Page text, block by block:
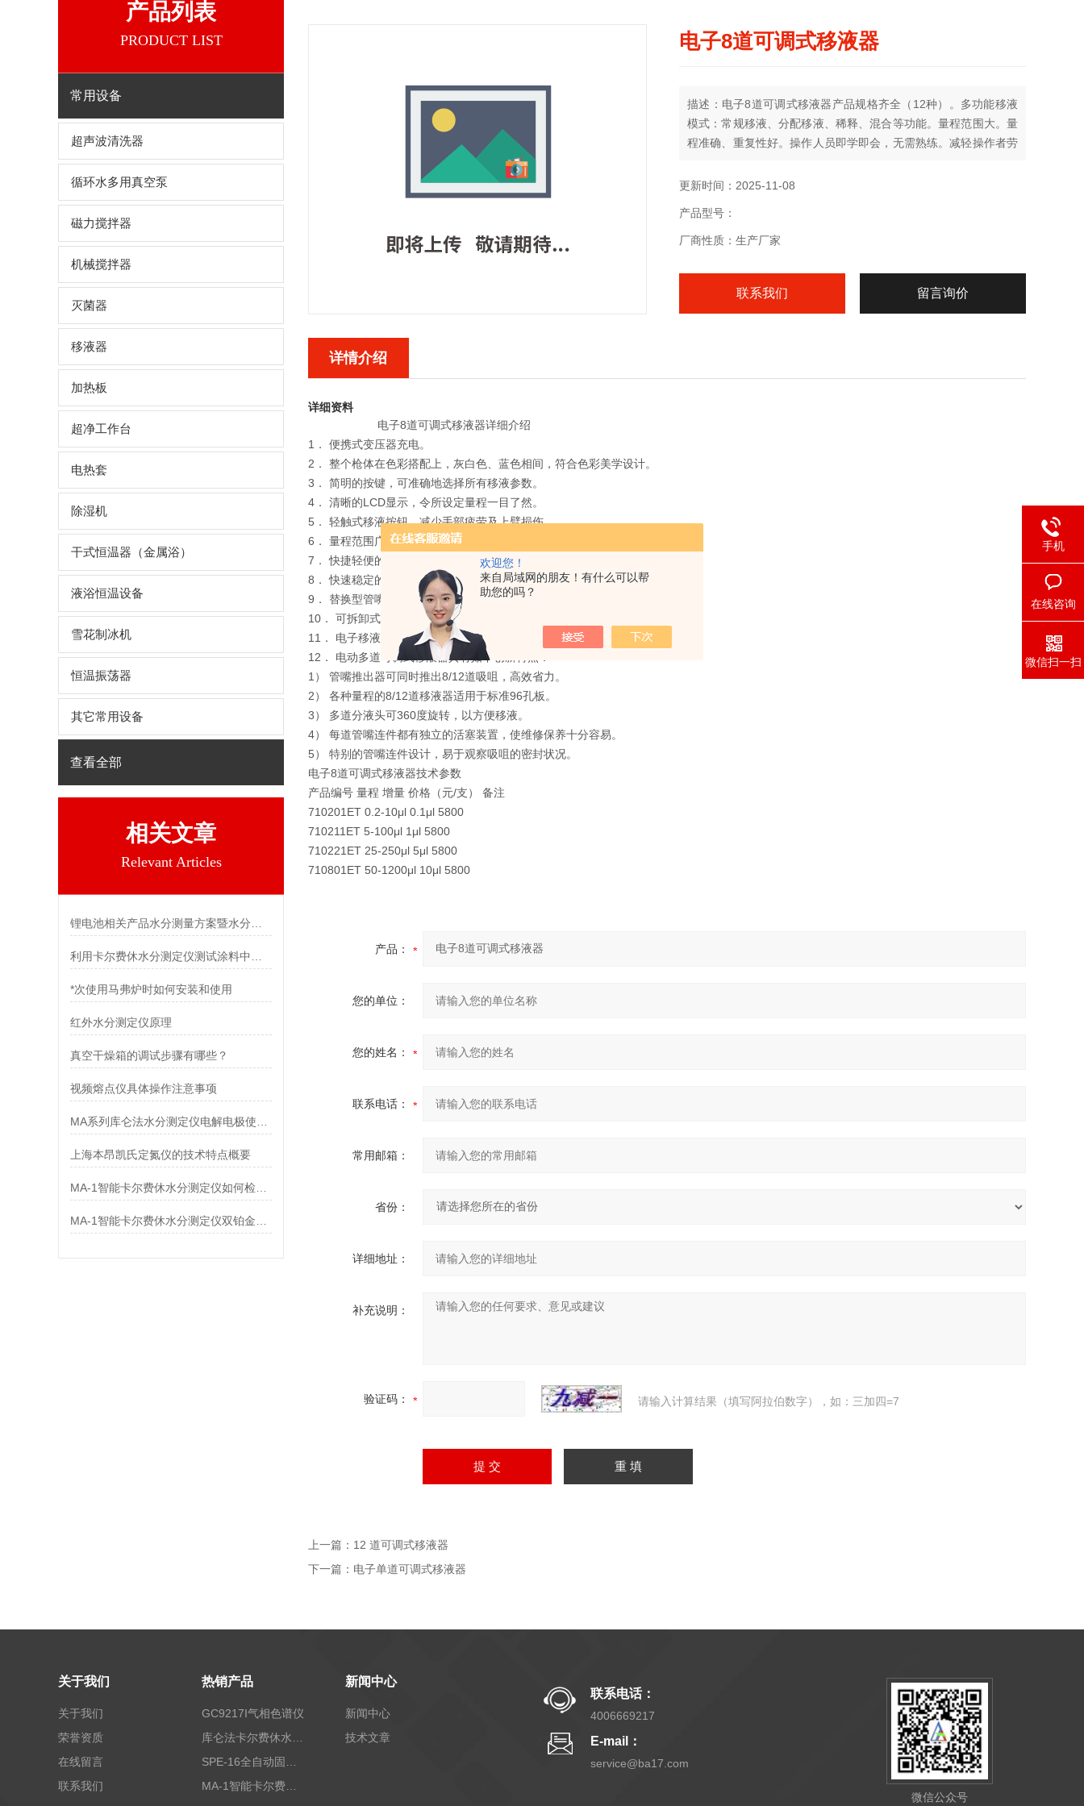
欢迎您！
来自局域网的朋友！有什么可以帮
助您的吗？
产品列表
PRODUCT LIST
常用设备
超声波清洗器
循环水多用真空泵
磁力搅拌器
机械搅拌器
灭菌器
移液器
加热板
超净工作台
电热套
除湿机
干式恒温器（金属浴）
液浴恒温设备
雪花制冰机
恒温振荡器
其它常用设备
查看全部
相关文章
Relevant Articles
*次使用马弗炉时如何安装和使用
红外水分测定仪原理
真空干燥箱的调试步骤有哪些？
视频熔点仪具体操作注意事项
上海本昂凯氏定氮仪的技术特点概要
电子8道可调式移液器
描述：电子8道可调式移液器产品规格齐全（12种）。多功能移液
模式：常规移液、分配移液、稀释、混合等功能。量程范围大。量
程准确、重复性好。操作人员即学即会，无需熟练。减轻操作者劳
更新时间：2025-11-08
产品型号：
厂商性质：生产厂家
联系我们 留言询价
详情介绍
详细资料
电子8道可调式移液器详细介绍
1． 便携式变压器充电。
2． 整个枪体在色彩搭配上，灰白色、蓝色相间，符合色彩美学设计。
3． 简明的按键，可准确地选择所有移液参数。
4． 清晰的LCD显示，令所设定量程一目了然。
5． 轻触式移液按钮，减少手部疲劳及上臂损伤。
6． 量程范围广（0.2-5000ul）。
7． 快捷轻便的复合式管嘴推出器。
8． 快速稳定的电脑驱动系统，确保移液的精确、高效。
9． 替换型管嘴连件过滤芯，可防止污染和管嘴损坏。
10． 可拆卸式管嘴连件，具有高性能的化学防腐性，且可以高温高压消毒。
11． 电子移液器具有多功能移液模式：移液、分配移液、稀释和混合。
12． 电动多道可调式移液器具有如下创新特点：
1） 管嘴推出器可同时推出8/12道吸咀，高效省力。
2） 各种量程的8/12道移液器适用于标准96孔板。
3） 多道分液头可360度旋转，以方便移液。
4） 每道管嘴连件都有独立的活塞装置，使维修保养十分容易。
5） 特别的管嘴连件设计，易于观察吸咀的密封状况。
电子8道可调式移液器技术参数
产品编号 量程 增量 价格（元/支） 备注
710201ET 0.2-10μl 0.1μl 5800
710211ET 5-100μl 1μl 5800
710221ET 25-250μl 5μl 5800
710801ET 50-1200μl 10μl 5800
产品：
您的单位：
您的姓名：
联系电话：
常用邮箱：
省份：
详细地址：
补充说明：
验证码： 请输入计算结果（填写阿拉伯数字），如：三加四=7
上一篇： 12 道可调式移液器
下一篇： 电子单道可调式移液器
关于我们
关于我们
荣誉资质
在线留言
联系我们
热销产品
GC9217I气相色谱仪
新闻中心
新闻中心
技术文章
联系电话：
4006669217
E-mail：
service@ba17.com
微信公众号
手机
在线咨询
微信扫一扫